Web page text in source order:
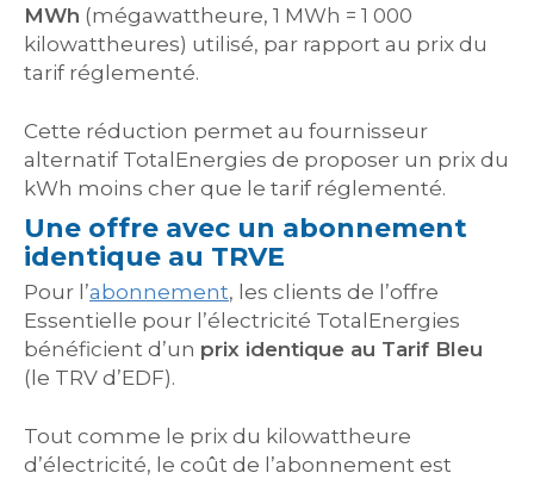
MWh (mégawattheure, 1 MWh = 1 000
kilowattheures) utilisé, par rapport au prix du
tarif réglementé.
Cette réduction permet au fournisseur
alternatif TotalEnergies de proposer un prix du
kWh moins cher que le tarif réglementé.
Une offre avec un abonnement
identique au TRVE
Pour l’abonnement, les clients de l’offre
Essentielle pour l’électricité TotalEnergies
bénéficient d’un prix identique au Tarif Bleu
(le TRV d’EDF).
Tout comme le prix du kilowattheure
d’électricité, le coût de l’abonnement est